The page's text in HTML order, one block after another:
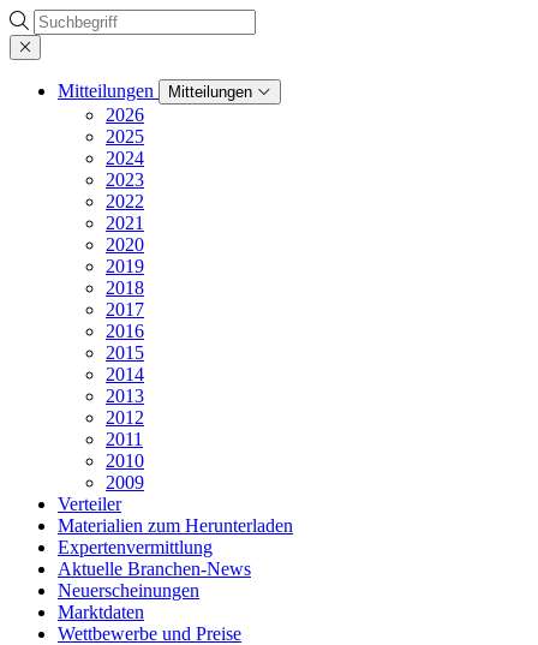
Suche
Mitteilungen Mitteilungen
2026
2025
2024
2023
2022
2021
2020
2019
2018
2017
2016
2015
2014
2013
2012
2011
2010
2009
Verteiler
Materialien zum Herunterladen
Expertenvermittlung
Aktuelle Branchen-News
Neuerscheinungen
Marktdaten
Wettbewerbe und Preise